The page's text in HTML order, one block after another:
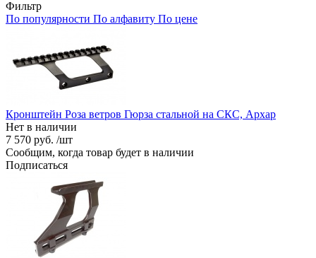
Фильтр
По популярности По алфавиту По цене
Кронштейн Роза ветров Гюрза стальной на СКС, Архар
Нет в наличии
7 570 руб. /шт
Сообщим, когда товар будет в наличии
Подписаться